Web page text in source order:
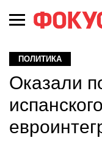
ПОЛИТИКА
Оказали